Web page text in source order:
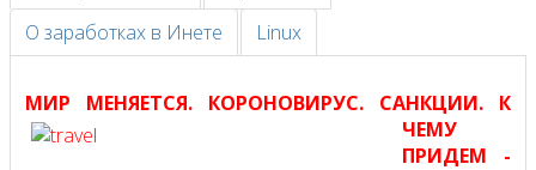
О заработках в Инете
Linux
МИР МЕНЯЕТСЯ. КОРОНОВИРУС. САНКЦИИ. К
ЧЕМУ
ПРИДЕМ -